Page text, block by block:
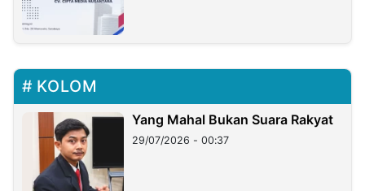
KOLOM
Yang Mahal Bukan Suara Rakyat
29/07/2026 - 00:37